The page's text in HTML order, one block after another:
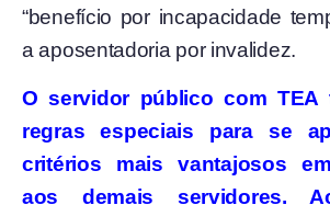
“benefício por incapacidade
a aposentadoria por invalidez.
O servidor público com TEA
regras especiais para se
critérios mais vantajosos
aos demais servidores.